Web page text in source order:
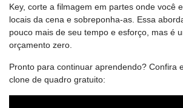
Key, corte a filmagem em partes onde você
locais da cena e sobreponha-as. Essa
pouco mais de seu tempo e esforço, mas é
orçamento zero.
Pronto para continuar aprendendo? Confira
clone de quadro gratuito: